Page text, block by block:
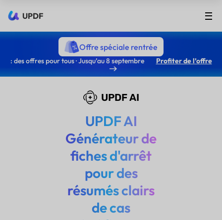
UPDF
Offre spéciale rentrée
: des offres pour tous · Jusqu’au 8 septembre Profiter de l’offre
UPDF AI
UPDF AI
Générateur de
fiches d'arrêt
pour des
résumés clairs
de cas